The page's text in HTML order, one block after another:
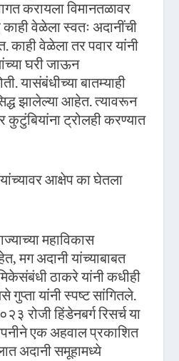
करायला विमानतळावर
वेळेला स्वतः अदानींची
काही वेळेला तर पवार यांनी
घरी जाऊन
यासंबंधीच्या बातम्याही
झालेल्या आहेत. त्यावरून
कुटुंबियांना ट्रोलही करण्यात
आक्षेप का घेतला
महाविकास
मग अदानी यांच्याबाबत
ठाकरे यांनी कधीही
गुप्ता यांनी स्पष्ट सांगितले.
रोजी हिंडेनबर्ग रिसर्च या
एक अहवाल प्रकाशित
अदानी समूहामध्ये